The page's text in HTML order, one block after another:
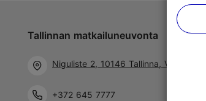
Tallinnan matkailuneuvonta
Niguliste 2, 10146 Tallinna, Viro
+372 645 7777